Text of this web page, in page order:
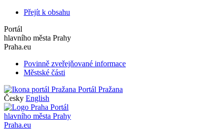
Přejít k obsahu
Portál
hlavního města Prahy
Praha.eu
Povinně zveřejňované informace
Městské části
Portál Pražana
Česky English
Portál
hlavního města Prahy
Praha.eu